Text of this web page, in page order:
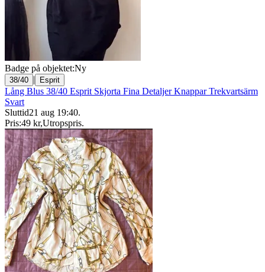
Badge på objektet:Ny
38/40 | Esprit
Lång Blus 38/40 Esprit Skjorta Fina Detaljer Knappar Trekvartsärm
Svart
Sluttid21 aug 19:40.
Pris:49 kr,Utropspris.